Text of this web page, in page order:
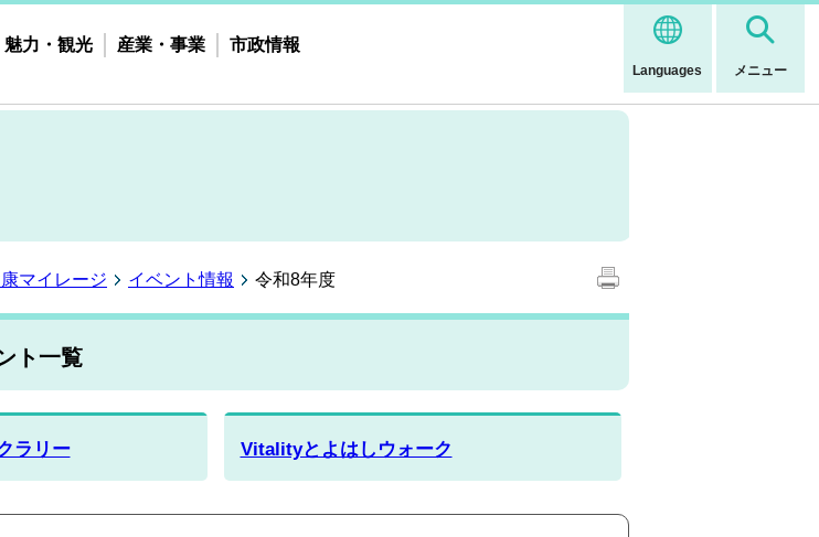
Languages メニュー
魅力・観光 産業・事業 市政情報
マイレージ イベント情報 令和8年度
ト一覧
ラリー Vitalityとよはしウォーク